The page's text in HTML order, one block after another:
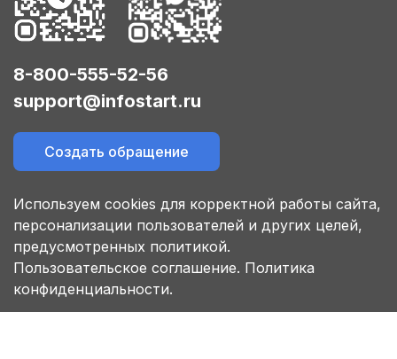
8-800-555-52-56
support@infostart.ru
Создать обращение
Используем cookies для корректной работы сайта,
персонализации пользователей и других целей,
предусмотренных политикой.
Пользовательское соглашение. Политика
конфиденциальности.